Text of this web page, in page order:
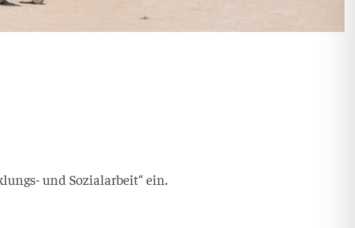
und Sozi­al­ar­beit“ ein.